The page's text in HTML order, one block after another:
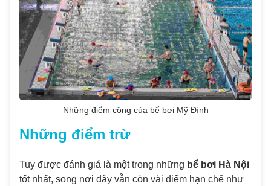
Những điểm cộng của bể bơi Mỹ Đình
Những điểm trừ
Tuy được đánh giá là một trong những bể bơi Hà Nội
tốt nhất, song nơi đây vẫn còn vài điểm hạn chế như